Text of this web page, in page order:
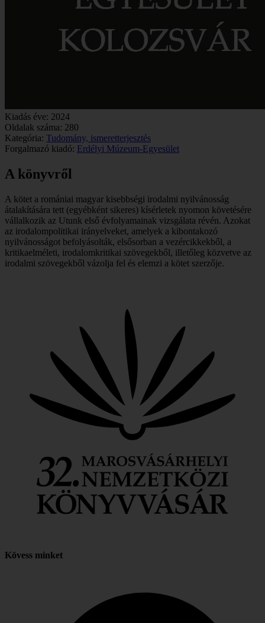
Kiadás éve: 2024
Oldalak száma: 280
Kategória: Tudomány, ismeretterjesztés
Forgalmazó kiadó: Erdélyi Múzeum-Egyesület
A könyvről
A kötet a romániai magyar kisebbségi irodalmi nyilvánosság
átalakítására tett (egyébként sikeres) kísérletek nyomon követésére
vállalkozik az Utunk első évfolyamainak vizsgálata révén. Azokat
az irodalompolitikai irányelveket, amelyek a kibontakozó
nyilvánosságot befolyásolták, elsősorban a vezércikkekből, a
kritikaelméleti, irodalomkritikai szövegekből, illetőleg közvetve az
irodalmi szövegekből vázolja fel és elemzi a kötet szerzője.
Kövess minket